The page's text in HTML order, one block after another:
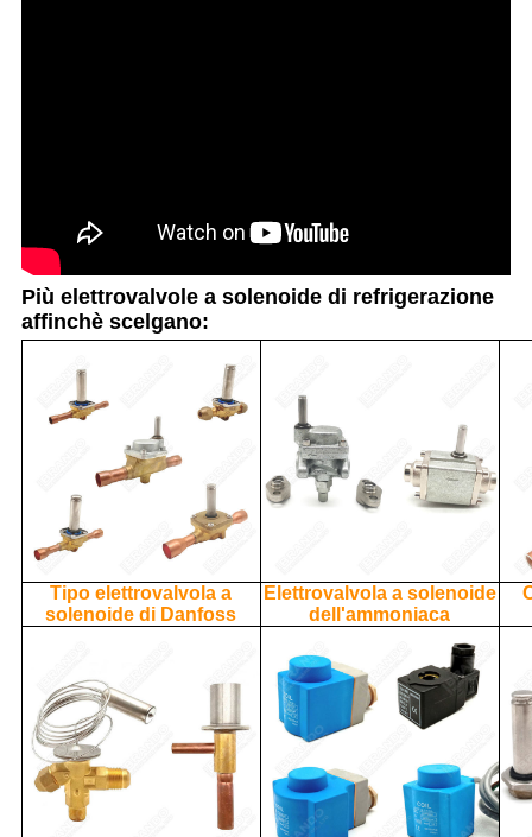
Più elettrovalvole a solenoide di refrigerazione
affinchè scelgano:
Tipo elettrovalvola a
solenoide di Danfoss
Elettrovalvola a solenoide
dell'ammoniaca